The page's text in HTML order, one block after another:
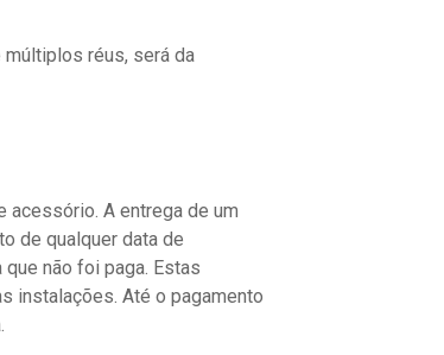
réus, será da
A entrega de um
de qualquer data de
não foi paga. Estas
instalações. Até o pagamento